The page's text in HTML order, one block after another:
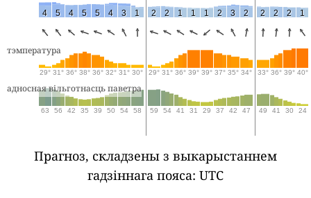
4 5 4 5 5 4 3 1 2 2 1 1 1 2 3 2 2 2 2 1
тэмпература
29° 31° 36° 38° 36° 32° 31° 30° 29° 31° 36° 39° 39° 37° 35° 34° 33° 36° 39° 40°
адносная вільготнасць паветра
63 56 42 35 39 50 54 58 59 54 41 31 29 37 42 47 49 41 30 24
Прагноз, складзены з выкарыстаннем
гадзіннага пояса: UTC